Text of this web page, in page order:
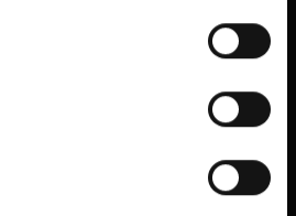
sulla tua posizione
di qualche
dispositivo, scansionandolo